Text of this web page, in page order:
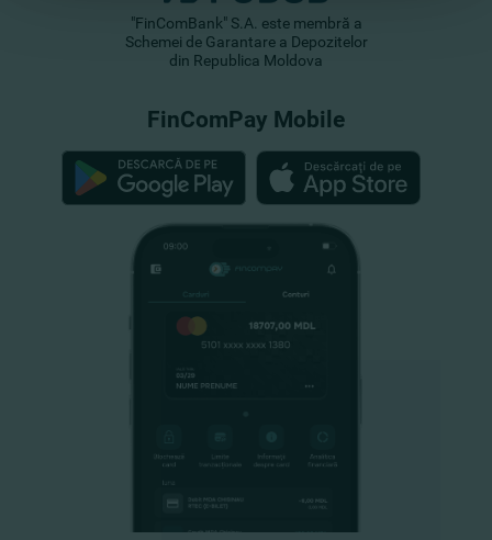
"FinComBank" S.A. este membră a
Schemei de Garantare a Depozitelor
din Republica Moldova
FinComPay Mobile